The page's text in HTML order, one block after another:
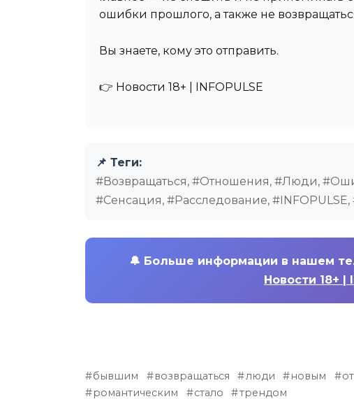
ошибки прошлого, а также не
Вы знаете, кому это отправить.
👉 Новости 18+ | INFOPULSE
📌 Теги:
#Возвращаться, #Отношения, #Люди,
#Сенсация, #Расследование, #INFOPULSE,
🔔 Больше информации в нашем
Новости 18+ |
бывшим возвращаться люди новым
романтическим
стало трендом